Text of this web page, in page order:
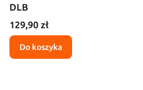
DLB
Cena
129,90 zł
Do koszyka